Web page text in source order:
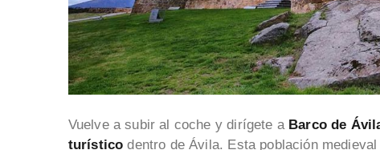
Vuelve a subir al coche y dirígete a Barco de
turístico dentro de Ávila. Esta población